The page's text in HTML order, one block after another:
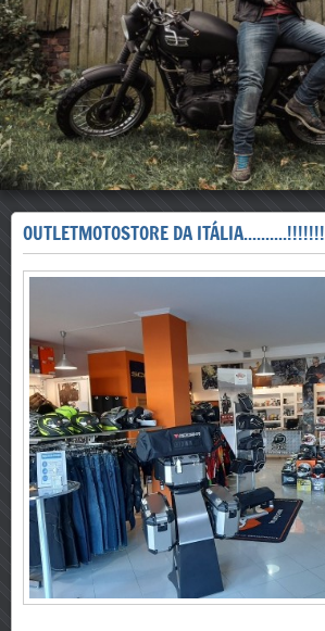
OUTLETMOTOSTORE DA ITÁLIA..........!!!!!!!